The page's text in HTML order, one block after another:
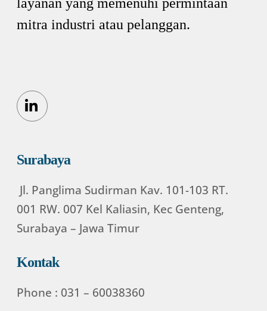
mitra industri atau pelanggan.
Icon
Surabaya
Jl. Panglima Sudirman Kav. 101-103 RT.
001 RW. 007 Kel Kaliasin, Kec Genteng,
Surabaya – Jawa Timur
Kontak
Phone : 031 – 60038360